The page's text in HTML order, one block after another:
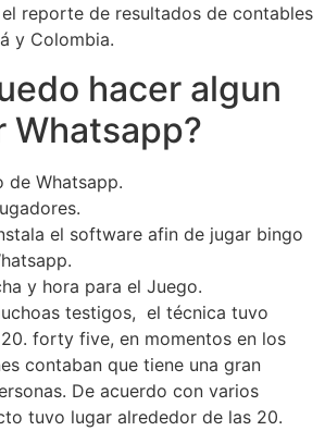
reporte de resultados de contables
y Colombia.
hacer algun
Whatsapp?
de Whatsapp.
el software afin de jugar bingo
y hora para el Juego.
testigos, el técnica tuvo
forty five, en momentos en los
contaban que tiene una gran
De acuerdo con varios
tuvo lugar alrededor de las 20.